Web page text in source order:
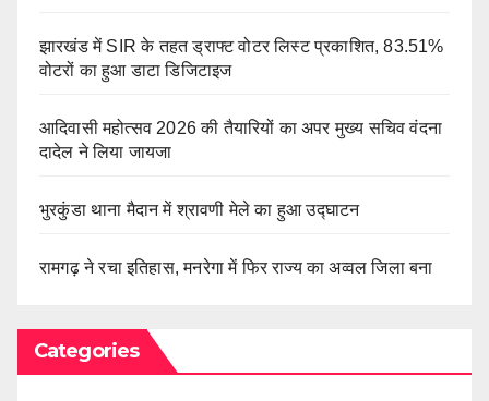
झारखंड में SIR के तहत ड्राफ्ट वोटर लिस्ट प्रकाशित, 83.51%
वोटरों का हुआ डाटा डिजिटाइज
आदिवासी महोत्सव 2026 की तैयारियों का अपर मुख्य सचिव वंदना
दादेल ने लिया जायजा
भुरकुंडा थाना मैदान में श्रावणी मेले का हुआ उद्घाटन
रामगढ़ ने रचा इतिहास, मनरेगा में फिर राज्य का अव्वल जिला बना
Categories